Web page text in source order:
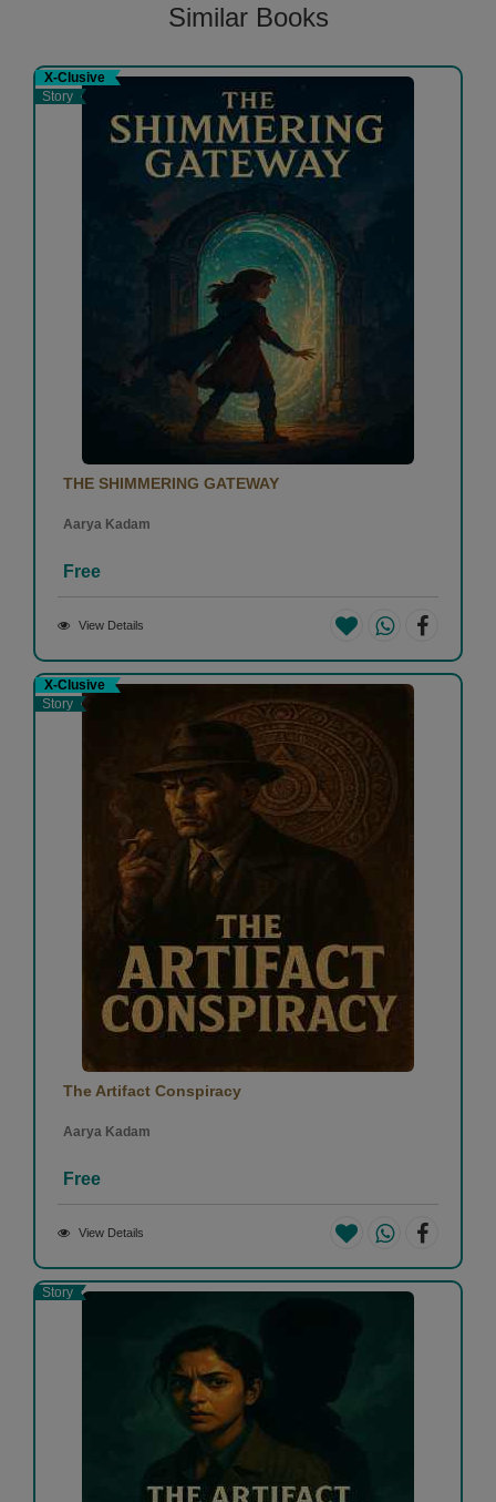
Similar Books
X-Clusive
Story
THE SHIMMERING GATEWAY
Aarya Kadam
Free
View Details
X-Clusive
Story
The Artifact Conspiracy
Aarya Kadam
Free
View Details
Story